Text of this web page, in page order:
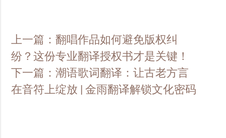
上一篇：翻唱作品如何避免版权纠
纷？这份专业翻译授权书才是关键！
下一篇：潮语歌词翻译：让古老方言
在音符上绽放 | 金雨翻译解锁文化密码